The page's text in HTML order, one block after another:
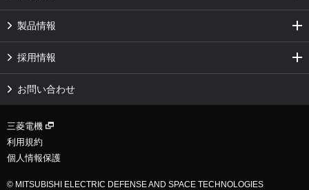
製品情報
採用情報
お問い合わせ
三菱電機
利用規約
個人情報保護
© MITSUBISHI ELECTRIC DEFENSE AND SPACE TECHNOLOGIES